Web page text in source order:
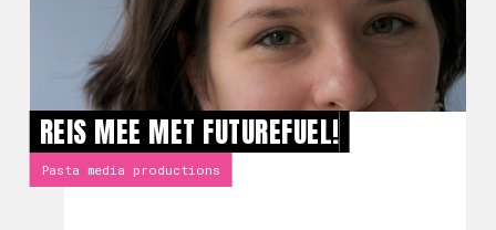
REIS MEE MET FUTUREFUEL!
Pasta media productions